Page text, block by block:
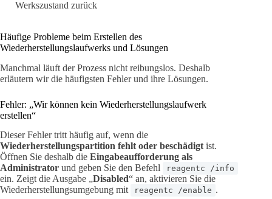
Werkszustand zurück
Häufige Probleme beim Erstellen des
Wiederherstellungslaufwerks und Lösungen
Manchmal läuft der Prozess nicht reibungslos. Deshalb
erläutern wir die häufigsten Fehler und ihre Lösungen.
Fehler: „Wir können kein Wiederherstellungslaufwerk
erstellen“
Dieser Fehler tritt häufig auf, wenn die
Wiederherstellungspartition fehlt oder beschädigtist.
Öffnen Sie deshalb die Eingabeaufforderung als
Administrator und geben Sie den Befehl reagentc /info
ein. Zeigt die Ausgabe „Disabled“ an, aktivieren Sie die
Wiederherstellungsumgebung mit
reagentc /enable .